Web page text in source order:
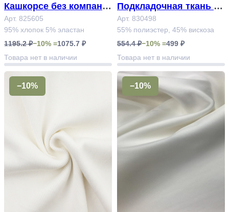
Кашкорсе без компань
она Арт.825605
Арт. 825605
95% хлопок 5% эластан
1195.2 ₽−10% =1075.7 ₽
Товара нет в наличии
Подкладочная ткань А
рт. 830498
Арт. 830498
55% полиэстер, 45% вискоза
554.4 ₽−10% =499 ₽
Товара нет в наличии
−10% −10%